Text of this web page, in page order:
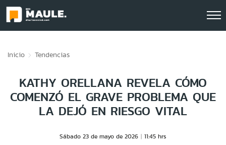
Inicio Tendencias
KATHY ORELLANA REVELA CÓMO
COMENZÓ EL GRAVE PROBLEMA QUE
LA DEJÓ EN RIESGO VITAL
Sábado 23 de mayo de 2026 11:45 hrs